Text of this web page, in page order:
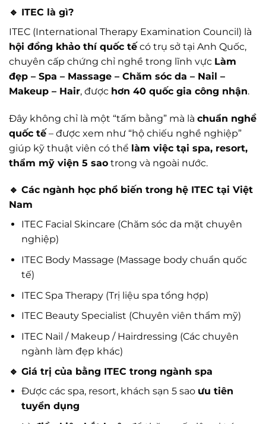
🔹 ITEC là gì?
ITEC (International Therapy Examination Council) là
hội đồng khảo thí quốc tế có trụ sở tại Anh Quốc,
chuyên cấp chứng chỉ nghề trong lĩnh vực Làm
đẹp – Spa – Massage – Chăm sóc da – Nail –
Makeup – Hair, được hơn 40 quốc gia công nhận.
Đây không chỉ là một “tấm bằng” mà là chuẩn nghề
quốc tế – được xem như “hộ chiếu nghề nghiệp”
giúp kỹ thuật viên có thể làm việc tại spa, resort,
thẩm mỹ viện 5 sao trong và ngoài nước.
🔹 Các ngành học phổ biến trong hệ ITEC tại Việt
Nam
ITEC Facial Skincare (Chăm sóc da mặt chuyên
nghiệp)
ITEC Body Massage (Massage body chuẩn quốc
tế)
ITEC Spa Therapy (Trị liệu spa tổng hợp)
ITEC Beauty Specialist (Chuyên viên thẩm mỹ)
ITEC Nail / Makeup / Hairdressing (Các chuyên
ngành làm đẹp khác)
🔹 Giá trị của bằng ITEC trong ngành spa
Được các spa, resort, khách sạn 5 sao ưu tiên
tuyển dụng